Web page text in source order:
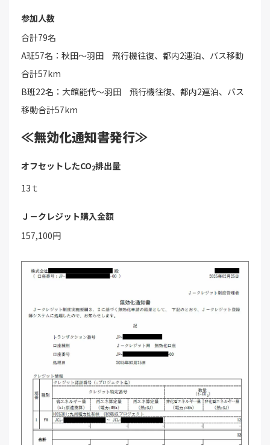
参加人数
合計79名
A班57名：秋田～羽田 飛行機往復、都内2連泊、バス移動
合計57km
B班22名：大館能代～羽田 飛行機往復、都内2連泊、バス
移動合計57km
≪無効化通知書発行≫
オフセットしたCO2排出量
13ｔ
Ｊ－クレジット購入金額
157,100円